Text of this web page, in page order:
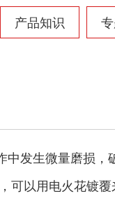
产品知识
发生微量磨损，
以用电火花镀
综合